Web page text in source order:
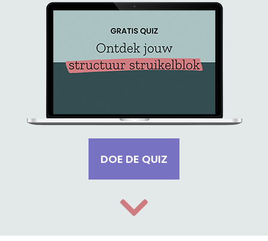
DOE DE QUIZ